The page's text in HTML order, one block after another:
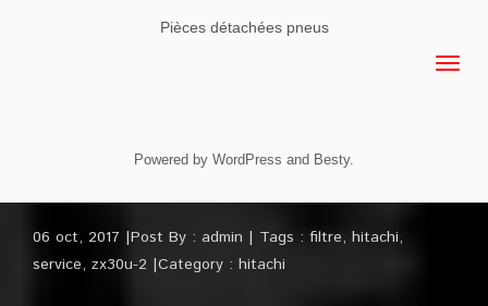
Pièces détachées pneus
Powered by WordPress and Besty.
06 oct, 2017 Post By : admin Tags : filtre, hitachi,
service, zx30u-2 Category : hitachi